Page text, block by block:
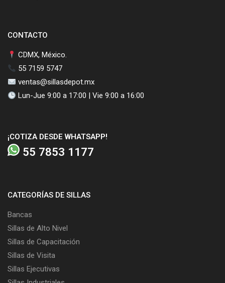
CONTACTO
CDMX, México.
55 7159 5747
ventas@sillasdepot.mx
Lun-Jue 9:00 a 17:00 | Vie 9:00 a 16:00
¡COTIZA DESDE WHATSAPP!
55 7853 1177
CATEGORÍAS DE SILLAS
Bancas
Sillas de Alto Nivel
Sillas de Capacitación
Sillas de Visita
Sillas Ejecutivas